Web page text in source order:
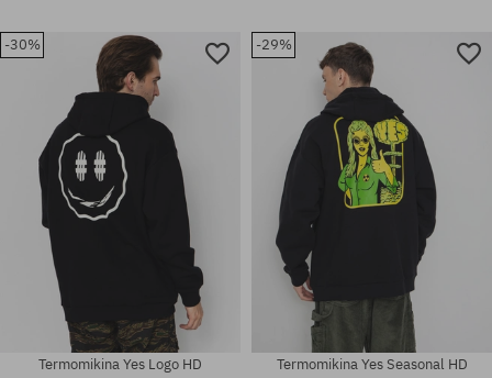
-30%
Termomikina Yes Logo HD
-29%
Termomikina Yes Seasonal HD